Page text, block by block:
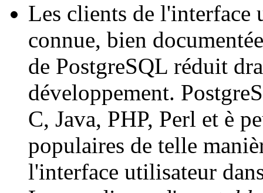
Les clients de
connue, bien
de PostgreSQL réduit
développement.
C, Java, PHP, Perl et è
populaires de telle
l'interface utilisateur